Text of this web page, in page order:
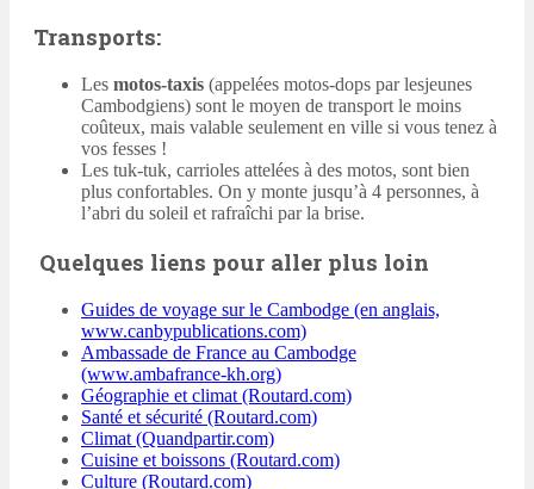
Transports:
Les motos-taxis (appelées motos-dops par lesjeunes
Cambodgiens) sont le moyen de transport le moins
coûteux, mais valable seulement en ville si vous tenez à
vos fesses !
Les tuk-tuk, carrioles attelées à des motos, sont bien
plus confortables. On y monte jusqu’à 4 personnes, à
l’abri du soleil et rafraîchi par la brise.
Quelques liens pour aller plus loin
Guides de voyage sur le Cambodge (en anglais,
www.canbypublications.com)
Ambassade de France au Cambodge
(www.ambafrance-kh.org)
Géographie et climat (Routard.com)
Santé et sécurité (Routard.com)
Climat (Quandpartir.com)
Cuisine et boissons (Routard.com)
Culture (Routard.com)